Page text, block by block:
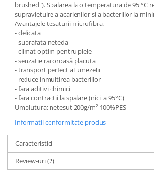
brushed"). Spalarea la o temperatura de 95 °C
supravietuire a acarienilor si a bacteriilor la
Avantajele tesaturii microfibra:
- delicata
- suprafata neteda
- climat optim pentru piele
- senzatie racoroasă placuta
- transport perfect al umezelii
- reduce inmultirea bacteriilor
- fara aditivi chimici
- fara contractii la spalare (nici la 95°C)
Umplutura: netesut 200g/m² 100%PES
Informatii conformitate produs
Caracteristici
Review-uri(2)